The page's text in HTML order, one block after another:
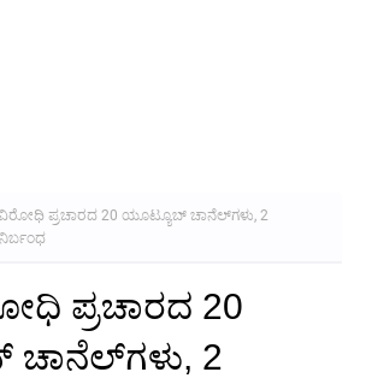
ಪ್ರಚಾರದ 20 ಯೂಟ್ಯೂಬ್ ಚಾನೆಲ್‌ಗಳು, 2
ಪ್ರಚಾರದ 20
2